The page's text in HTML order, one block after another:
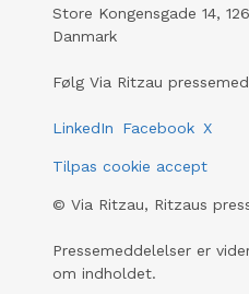
Store Kongensgade 14,
Danmark
Følg Via Ritzau
LinkedIn Facebook X
Tilpas cookie accept
© Via Ritzau, Ritzaus
Pressemeddelelser er
om indholdet.